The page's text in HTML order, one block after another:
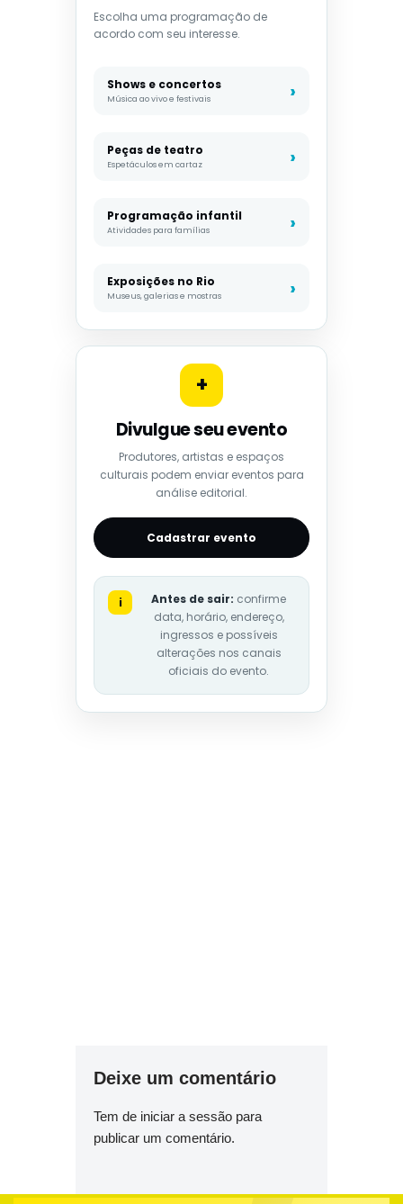
Escolha uma programação de
acordo com seu interesse.
Shows e concertos
Música ao vivo e festivais
Peças de teatro
Espetáculos em cartaz
Programação infantil
Atividades para famílias
Exposições no Rio
Museus, galerias e mostras
+
Divulgue seu evento
Produtores, artistas e espaços
culturais podem enviar eventos para
análise editorial.
Cadastrar evento
i Antes de sair: confirme
data, horário, endereço,
ingressos e possíveis
alterações nos canais
oficiais do evento.
Deixe um comentário
Tem de iniciar a sessão para
publicar um comentário.